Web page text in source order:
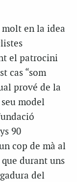
molt en la idea
el patrocini
cas “som
prové de la
model
90
cop de mà al
durant uns
del